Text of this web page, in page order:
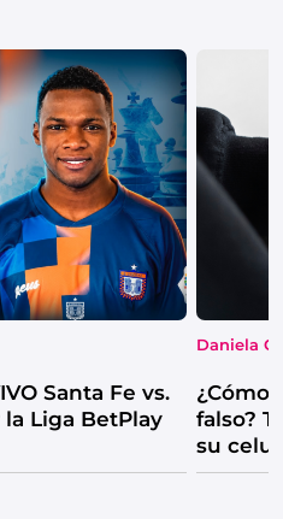
Santa Fe vs.
la Liga BetPlay
Daniela
¿Cómo
falso?
su